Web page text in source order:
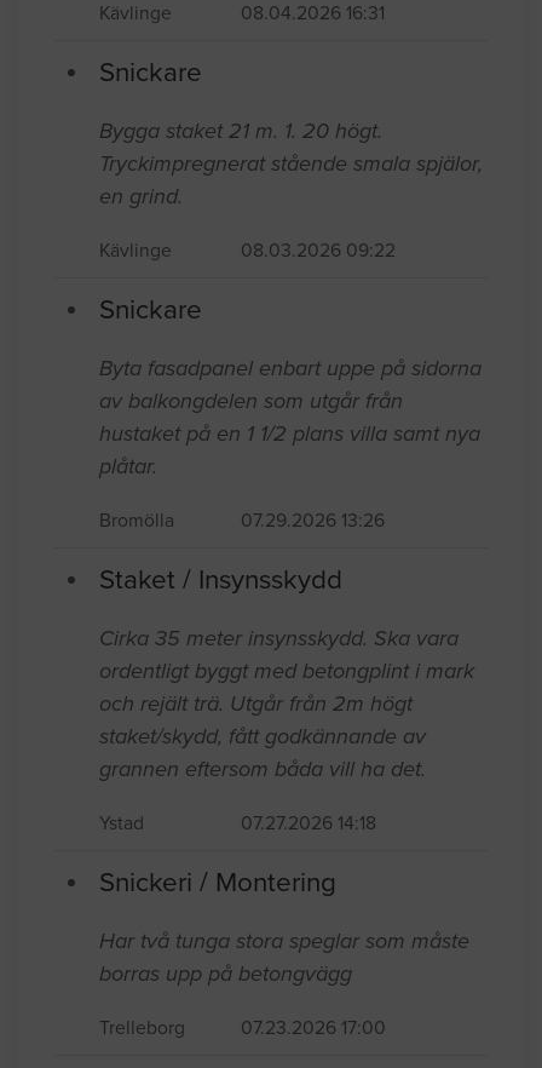
Kävlinge 08.04.2026 16:31
Snickare
Bygga staket 21 m. 1. 20 högt.
Tryckimpregnerat stående smala spjälor,
en grind.
Kävlinge 08.03.2026 09:22
Snickare
Byta fasadpanel enbart uppe på sidorna
av balkongdelen som utgår från
hustaket på en 1 1/2 plans villa samt nya
plåtar.
Bromölla 07.29.2026 13:26
Staket / Insynsskydd
Cirka 35 meter insynsskydd. Ska vara
ordentligt byggt med betongplint i mark
och rejält trä. Utgår från 2m högt
staket/skydd, fått godkännande av
grannen eftersom båda vill ha det.
Ystad 07.27.2026 14:18
Snickeri / Montering
Har två tunga stora speglar som måste
borras upp på betongvägg
Trelleborg 07.23.2026 17:00